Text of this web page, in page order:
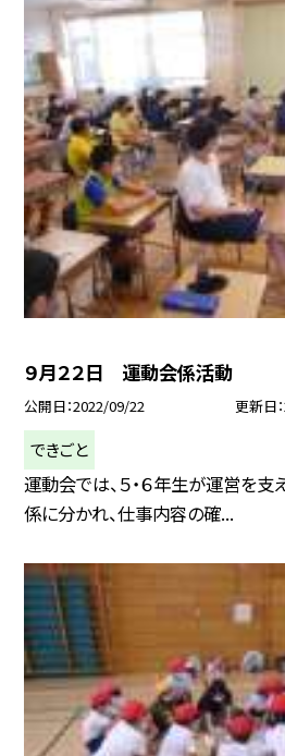
９月２２日 運動会係活動
公開日 2022/09/22 更新日
できごと
運動会では、５・６年生が運営を支
係に分かれ、仕事内容の確...